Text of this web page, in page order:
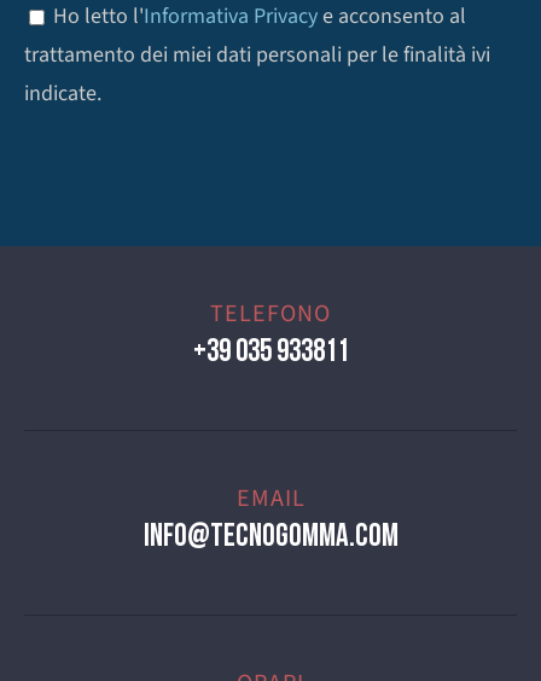
Ho letto l'Informativa Privacye acconsento al
trattamento dei miei dati personali per le finalità ivi
indicate.
TELEFONO
+39 035 933811
EMAIL
info@tecnogomma.com